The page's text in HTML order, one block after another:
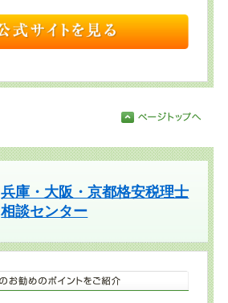
兵庫・大阪・京都格安税理士
相談センター